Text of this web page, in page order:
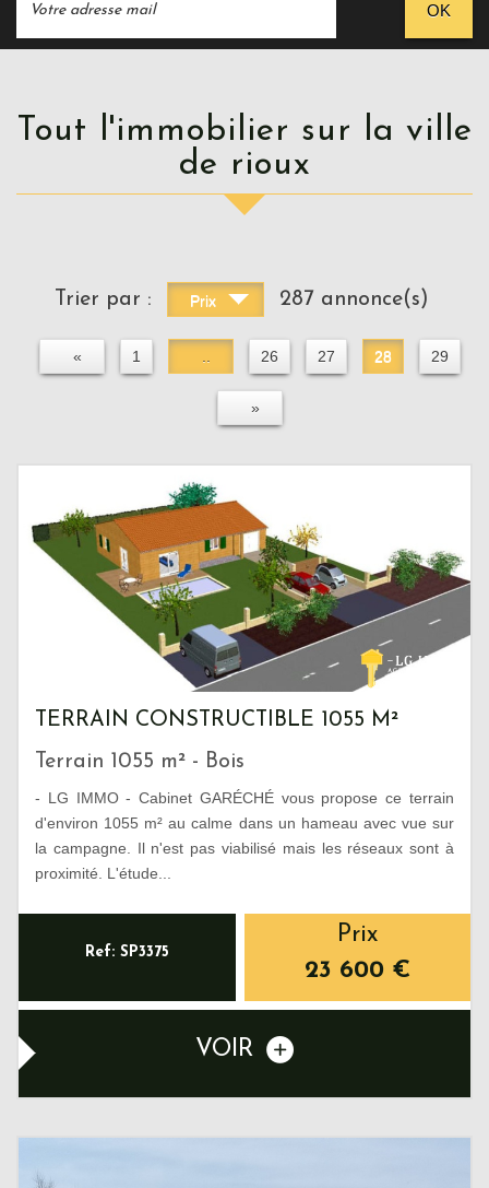
OK
Tout l'immobilier sur la ville
de rioux
Trier par : Prix 287 annonce(s)
« 1 .. 26 27 28 29
»
TERRAIN CONSTRUCTIBLE 1055 M²
Terrain 1055 m² - Bois
- LG IMMO - Cabinet GARÉCHÉ vous propose ce terrain
d'environ 1055 m² au calme dans un hameau avec vue sur
la campagne. Il n'est pas viabilisé mais les réseaux sont à
proximité. L'étude...
Ref: SP3375
Prix
23 600 €
VOIR